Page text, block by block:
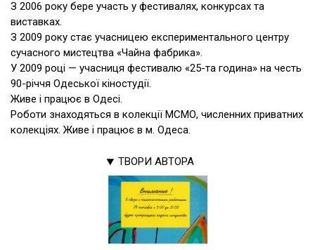
З 2006 року бере участь у фестивалях, конкурсах та
виставках.
З 2009 року стає учасницею експериментального центру
сучасного мистецтва «Чайна фабрика».
У 2009 році — учасниця фестивалю «25-та година» на честь
90-річчя Одеської кіностудії.
Живе і працює в Одесі.
Роботи знаходяться в колекції МСМО, численних приватних
колекціях. Живе і працює в м. Одеса.
ТВОРИ АВТОРА